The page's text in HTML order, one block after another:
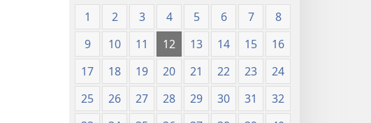
1 2 3 4 5 6 7
8
9
10 11 12 13 14 15
16
17
18 19 20 21 22 23
24
25
26 27 28 29 30 31
32